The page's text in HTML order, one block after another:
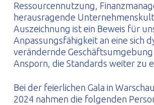
Ressourcennutzung,
herausragende
Auszeichnung ist ein Beweis für
Anpassungsfähigkeit an eine sich
verändernde
Ansporn, die Standards weiter zu
Bei der feierlichen Gala in
2024 nahmen die folgenden